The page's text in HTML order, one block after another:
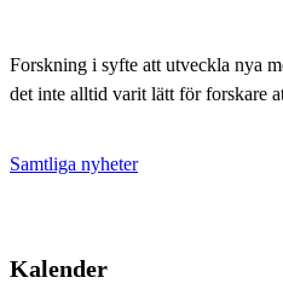
Forskning i syfte att utveckla nya
det inte alltid varit lätt för forskare
Samtliga nyheter
Kalender